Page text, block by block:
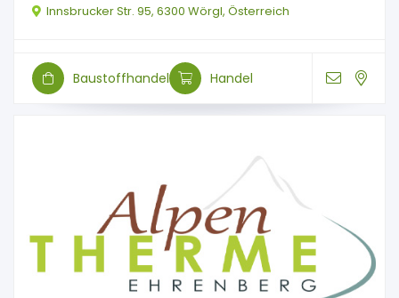
Innsbrucker Str. 95, 6300 Wörgl, Österreich
Baustoffhandel Handel